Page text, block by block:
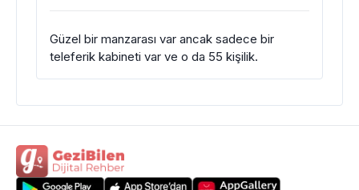
Güzel bir manzarası var ancak sadece bir
teleferik kabineti var ve o da 55 kişilik.